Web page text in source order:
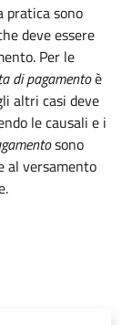
pratica sono
deve essere
Per le
di pagamentoè
altri casi deve
le causali e i
sono
al versamento